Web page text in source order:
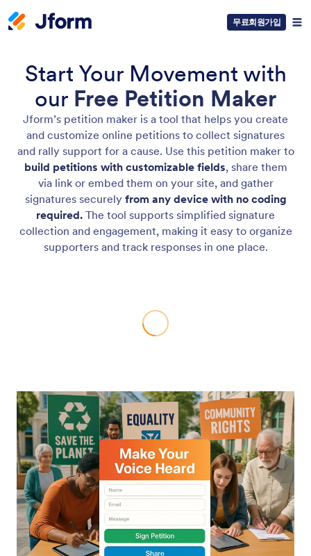
무료회원가입
Start Your Movement with
our Free Petition Maker
Jform’s petition maker is a tool that helps you create
and customize online petitions to collect signatures
and rally support for a cause. Use this petition maker to
build petitions with customizable fields, share them
via link or embed them on your site, and gather
signatures securely from any device with no coding
required. The tool supports simplified signature
collection and engagement, making it easy to organize
supporters and track responses in one place.